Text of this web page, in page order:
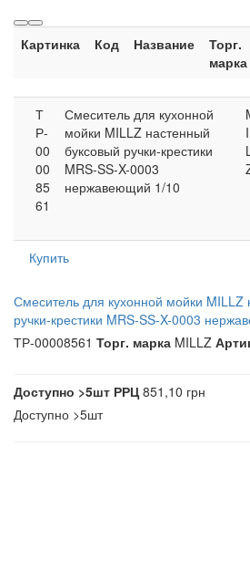
Картинка Код Название
Торг.
марка
Т
Р-
00
00
85
61
Смеситель для кухонной
мойки MILLZ настенный
буксовый ручки-крестики
MRS-SS-X-0003
нержавеющий 1/10
Купить
Смеситель для кухонной мойки MILLZ
ручки-крестики MRS-SS-X-0003
ТР-00008561 Торг. марка MILLZ
Доступно >5шт РРЦ851,10 грн
Доступно >5шт